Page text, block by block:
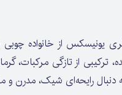
ترکیبی از تازگی مرکبات،
دنبال رایحه‌ای شیک، مدرن و